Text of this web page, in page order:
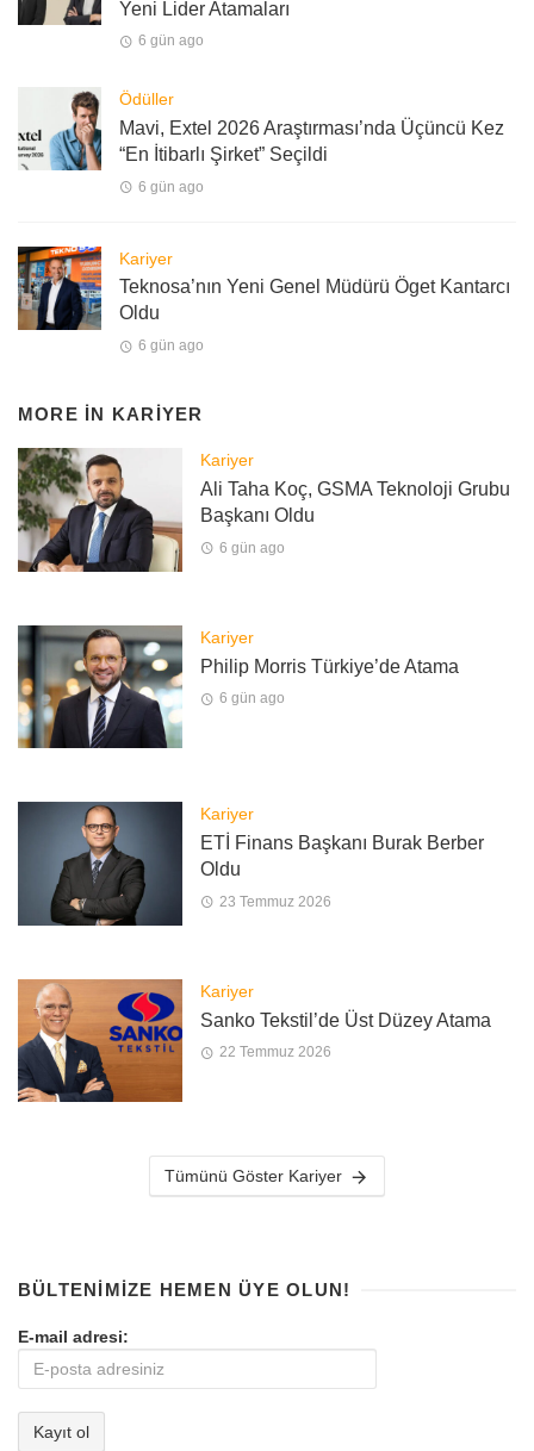
Yeni Lider Atamaları
6 gün ago
Ödüller
Mavi, Extel 2026 Araştırması’nda Üçüncü Kez
“En İtibarlı Şirket” Seçildi
6 gün ago
Kariyer
Teknosa’nın Yeni Genel Müdürü Öget Kantarcı
Oldu
6 gün ago
MORE IN KARIYER
Kariyer
Ali Taha Koç, GSMA Teknoloji Grubu
Başkanı Oldu
6 gün ago
Kariyer
Philip Morris Türkiye’de Atama
6 gün ago
Kariyer
ETİ Finans Başkanı Burak Berber
Oldu
23 Temmuz 2026
Kariyer
Sanko Tekstil’de Üst Düzey Atama
22 Temmuz 2026
Tümünü Göster Kariyer
BÜLTENIMIZE HEMEN ÜYE OLUN!
E-mail adresi: